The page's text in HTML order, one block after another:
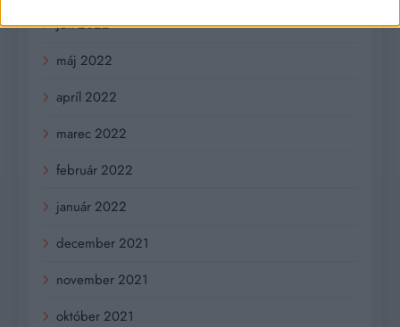
jún 2022
máj 2022
apríl 2022
marec 2022
február 2022
január 2022
december 2021
november 2021
október 2021